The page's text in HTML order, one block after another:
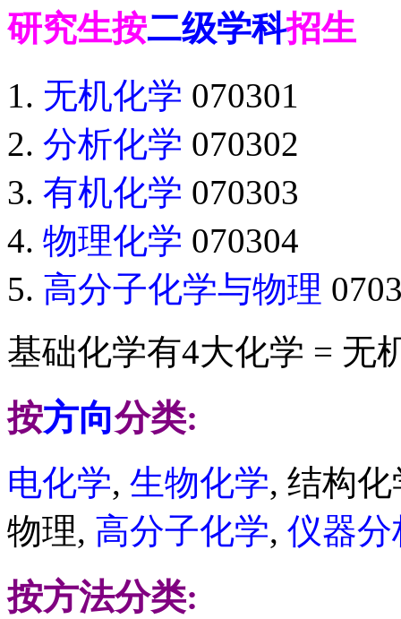
研究生按二级学科招生
无机化学 070301
分析化学 070302
有机化学 070303
物理化学 070304
高分子化学与物理
基础化学有4大化学 = 无
按方向分类:
电化学, 生物化学, 结构
物理, 高分子化学, 仪器分
按方法分类: